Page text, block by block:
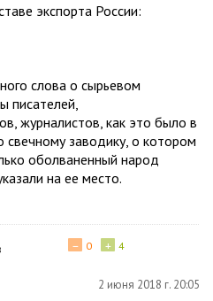
экспорта России:
слова о сырьевом
писателей,
журналистов, как это было в
заводику, о котором
оболваненный народ
на ее место.
+ 4
− 0
2 июня 2018 г. 20:05